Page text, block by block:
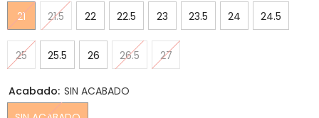
21
21.5 22 22.5 23 23.5 24 24.5
25 25.5 26 26.5 27
Acabado: SIN ACABADO